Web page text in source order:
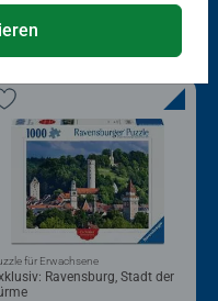
auch
Ravensburg, Stadt der
für Erwachsene